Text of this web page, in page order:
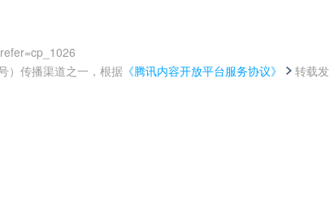
）传播渠道之一，根据 《腾讯内容开放平台服务协议》
转载发